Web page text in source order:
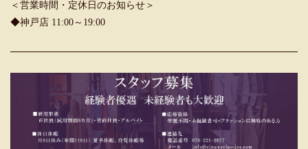
＜営業時間・定休日のお知らせ＞
◆神戸店 11:00～19:00